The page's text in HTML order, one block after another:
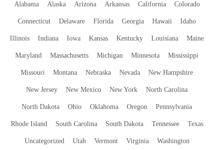
Alabama Alaska Arizona Arkansas California Colorado
Connecticut Delaware Florida Georgia Hawaii Idaho
Illinois Indiana Iowa Kansas Kentucky Louisiana Maine
Maryland Massachusetts Michigan Minnesota Mississippi
Missouri Montana Nebraska Nevada New Hampshire
New Jersey New Mexico New York North Carolina
North Dakota Ohio Oklahoma Oregon Pennsylvania
Rhode Island South Carolina South Dakota Tennessee Texas
Uncategorized Utah Vermont Virginia Washington